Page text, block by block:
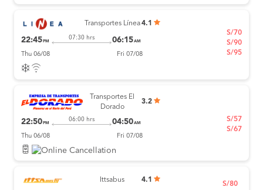
Transportes Línea 4.1
22:45 PM
07:30 hrs 06:15AM
Thu 06/08 Fri 07/08
S/70
S/90
S/95
Transportes El
Dorado
3.2
22:50 PM
06:00 hrs 04:50AM
Thu 06/08 Fri 07/08
S/57
S/67
Ittsabus 4.1
S/80